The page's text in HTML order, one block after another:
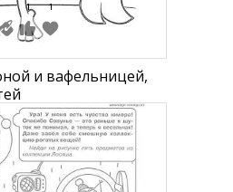
1 1
и вафельницей,